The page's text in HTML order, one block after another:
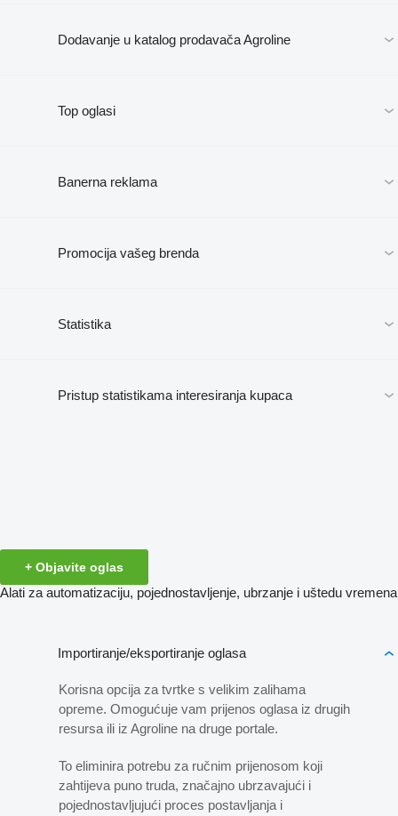
Dodavanje u katalog prodavača Agroline
Top oglasi
Banerna reklama
Promocija vašeg brenda
Statistika
Pristup statistikama interesiranja kupaca
+ Objavite oglas
Alati za automatizaciju, pojednostavljenje, ubrzanje i uštedu vremena
Importiranje/eksportiranje oglasa
Korisna opcija za tvrtke s velikim zalihama
opreme. Omogućuje vam prijenos oglasa iz drugih
resursa ili iz Agroline na druge portale.
To eliminira potrebu za ručnim prijenosom koji
zahtijeva puno truda, značajno ubrzavajući i
pojednostavljujući proces postavljanja i